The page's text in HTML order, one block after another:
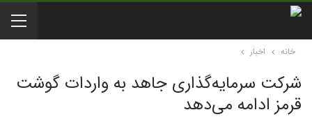
خانه اخبار
شرکت سرمایه‌گذاری جاهد به واردات گوشت
قرمز ادامه می‌دهد